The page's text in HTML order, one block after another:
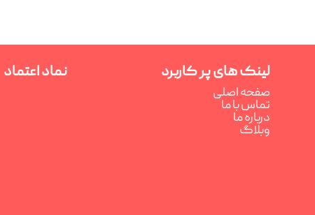
لینک های پر کاربرد
صفحه اصلی
تماس با ما
درباره ما
وبلاگ
نماد اعتماد